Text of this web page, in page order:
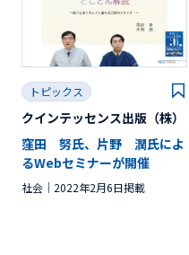
トピックス
クインテッセンス出版（株）
窪田 努氏、片野 潤氏によ
るWebセミナーが開催
社会 2022年2月6日掲載